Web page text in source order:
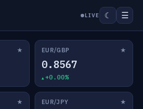
LIVE ☾ ☰
★ EUR/GBP ★
0.8567
+0.00%
★ EUR/JPY ★